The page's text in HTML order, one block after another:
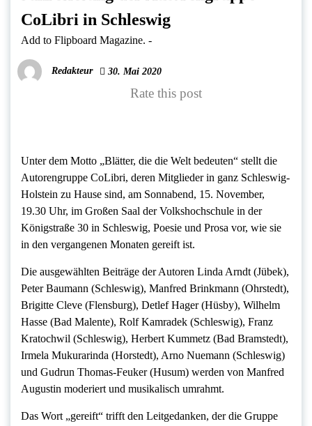
CoLibri in Schleswig
Add to Flipboard Magazine. -
Redakteur 30. Mai 2020
Rate this post
Unter dem Motto „Blätter, die die Welt bedeuten“ stellt die
Autorengruppe CoLibri, deren Mitglieder in ganz Schleswig-
Holstein zu Hause sind, am Sonnabend, 15. November,
19.30 Uhr, im Großen Saal der Volkshochschule in der
Königstraße 30 in Schleswig, Poesie und Prosa vor, wie sie
in den vergangenen Monaten gereift ist.
Die ausgewählten Beiträge der Autoren Linda Arndt (Jübek),
Peter Baumann (Schleswig), Manfred Brinkmann (Ohrstedt),
Brigitte Cleve (Flensburg), Detlef Hager (Hüsby), Wilhelm
Hasse (Bad Malente), Rolf Kamradek (Schleswig), Franz
Kratochwil (Schleswig), Herbert Kummetz (Bad Bramstedt),
Irmela Mukurarinda (Horstedt), Arno Nuemann (Schleswig)
und Gudrun Thomas-Feuker (Husum) werden von Manfred
Augustin moderiert und musikalisch umrahmt.
Das Wort „gereift“ trifft den Leitgedanken, der die Gruppe